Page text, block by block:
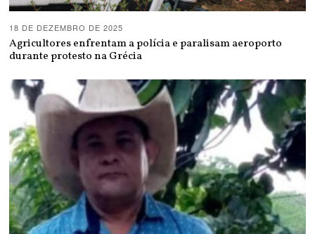
18 DE DEZEMBRO DE 2025
Agricultores enfrentam a polícia e paralisam aeroporto
durante protesto na Grécia